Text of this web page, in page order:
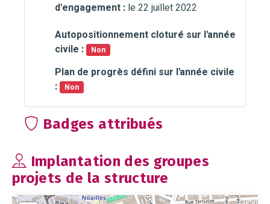
d'engagement : le 22 juillet 2022
Autopositionnement cloturé sur l'année
civile :
Non
Plan de progrès défini sur l'année civile
:
Non
Badges attribués
Implantation des groupes
projets de la structure